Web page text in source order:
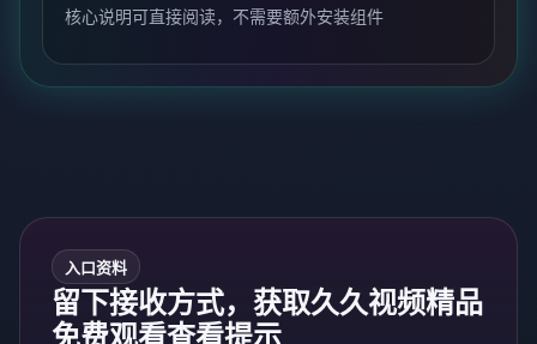
核心说明可直接阅读，不需要额外安装组件
入口资料
留下接收方式，获取久久视频精品
免费观看查看提示